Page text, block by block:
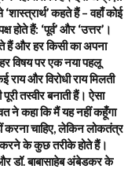
कहते हैं – वहाँ कोई
होते हैं: ‘पूर्व’ और ‘उत्तर’।
और हर किसी का अपना
विषय पर एक नया पहलू
और विरोधी राय मिलती
तस्वीर बनाती हैं। ऐसा
ने कहा कि मैं यह नहीं कहूँगा
करना चाहिए, लेकिन लोकतंत्र
के कुछ तरीके होते हैं।
डॉ. बाबासाहेब अंबेडकर के